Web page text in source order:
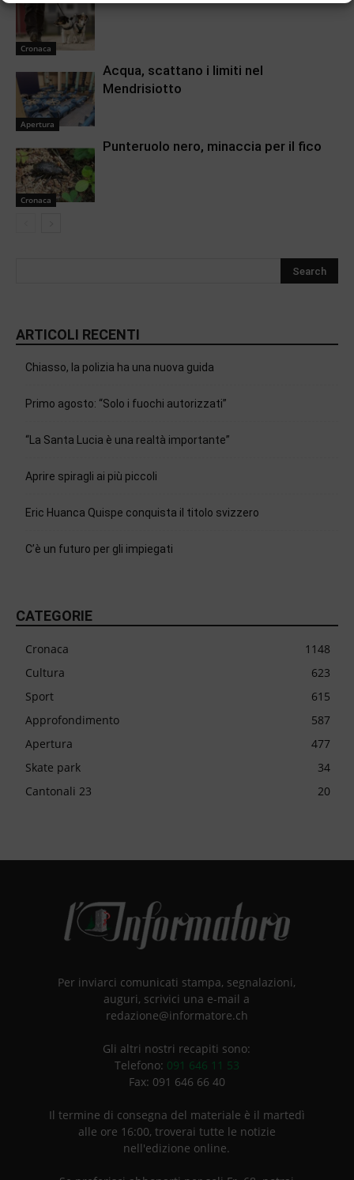
Cronaca
Apertura
Acqua, scattano i limiti nel
Mendrisiotto
Cronaca
Punteruolo nero, minaccia per il fico
ARTICOLI RECENTI
Chiasso, la polizia ha una nuova guida
Primo agosto: “Solo i fuochi autorizzati”
“La Santa Lucia è una realtà importante”
Aprire spiragli ai più piccoli
Eric Huanca Quispe conquista il titolo svizzero
C’è un futuro per gli impiegati
CATEGORIE
Cronaca
1148
Cultura
623
Sport
615
Approfondimento
587
Apertura
477
Skate park
34
Cantonali 23
20
Per inviarci comunicati stampa, segnalazioni,
auguri, scrivici una e-mail a
redazione@informatore.ch
Gli altri nostri recapiti sono:
Telefono: 091 646 11 53
Fax: 091 646 66 40
Il termine di consegna del materiale è il martedì
alle ore 16:00, troverai tutte le notizie
nell'edizione online.